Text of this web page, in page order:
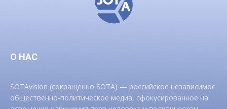
О НАС
SOTAvision (сокращенно SOTA) — российское независимое
общественно-политическое медиа, сфокусированное на